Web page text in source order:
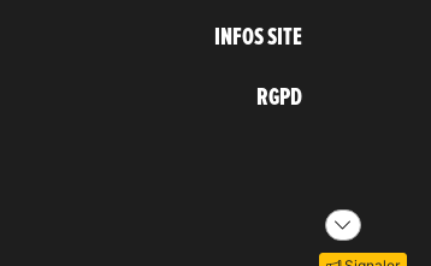
INFOS SITE
RGPD